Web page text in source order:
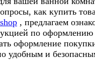
как купить
, предлагаем
по
оформление
удобным и